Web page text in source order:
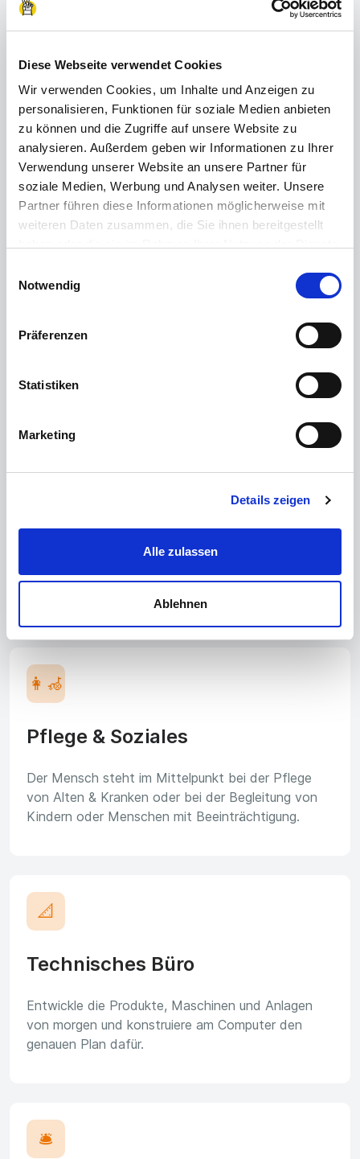
Diese Webseite verwendet Cookies
Wir verwenden Cookies, um Inhalte und Anzeigen zu
personalisieren, Funktionen für soziale Medien anbieten
zu können und die Zugriffe auf unsere Website zu
analysieren. Außerdem geben wir Informationen zu Ihrer
Verwendung unserer Website an unsere Partner für
soziale Medien, Werbung und Analysen weiter. Unsere
Partner führen diese Informationen möglicherweise mit
weiteren Daten zusammen, die Sie ihnen bereitgestellt
Impressum
Notwendig
Präferenzen
Statistiken
Marketing
Details zeigen
Alle zulassen
Ablehnen
Probier dich in
unterschiedlichen
Berufsfeldern aus
🏢
Verwaltungs- & Finanzbüro
Organisiere und koordiniere Prozesse und Aufgaben
im Unternehmen, sodass alle Abläufe reibungslos
Fräse, bohre oder schweiße an Bauteilen für
👩‍🦽
Pflege & Soziales
Der Mensch steht im Mittelpunkt bei der Pflege
von Alten & Kranken oder bei der Begleitung von
Kindern oder Menschen mit Beeinträchtigung.
📐
Technisches Büro
Entwickle die Produkte, Maschinen und Anlagen
von morgen und konstruiere am Computer den
genauen Plan dafür.
🛎️